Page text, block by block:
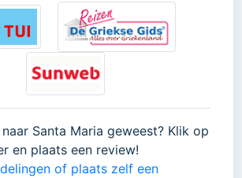
Santa Maria geweest? Klik op
en plaats een review!
of plaats zelf een